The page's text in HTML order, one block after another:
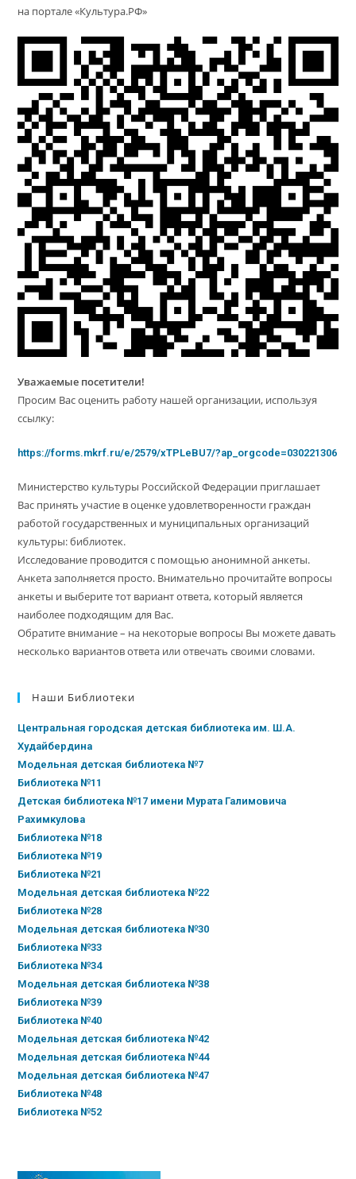
на портале «Культура.РФ»
Уважаемые посетители!
Просим Вас оценить работу нашей организации, используя
ссылку:
https://forms.mkrf.ru/e/2579/xTPLeBU7/?ap_orgcode=030221306
Министерство культуры Российской Федерации приглашает
Вас принять участие в оценке удовлетворенности граждан
работой государственных и муниципальных организаций
культуры: библиотек.
Исследование проводится с помощью анонимной анкеты.
Анкета заполняется просто. Внимательно прочитайте вопросы
анкеты и выберите тот вариант ответа, который является
наиболее подходящим для Вас.
Обратите внимание – на некоторые вопросы Вы можете давать
несколько вариантов ответа или отвечать своими словами.
Наши Библиотеки
Центральная городская детская библиотека им. Ш.А.
Худайбердина
Модельная детская библиотека №7
Библиотека №11
Детская библиотека №17 имени Мурата Галимовича
Рахимкулова
Библиотека №18
Библиотека №19
Библиотека №21
Модельная детская библиотека №22
Библиотека №28
Модельная детская библиотека №30
Библиотека №33
Библиотека №34
Модельная детская библиотека №38
Библиотека №39
Библиотека №40
Модельная детская библиотека №42
Модельная детская библиотека №44
Модельная детская библиотека №47
Библиотека №48
Библиотека №52